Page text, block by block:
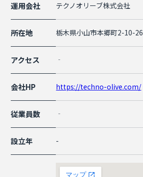
運用会社 テクノオリーブ株式会社
所在地 栃木県小山市本郷町2-10-26
アクセス ‐
会社HP https://techno-olive.com/
従業員数 ‐
設立年 -